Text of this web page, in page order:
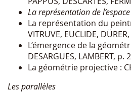
La représentation de l’espace
La représentation du
VITRUVE, EUCLIDE,
L’émergence de la
DESARGUES, LAMBERT, p.
La géométrie projective :
Les parallèles